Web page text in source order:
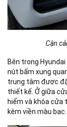
Cận
Bên trong
nút bấm xung
trung tâm được
thiết kế. Ở giữa
hiểm và khóa cửa
kèm viền màu bạc.